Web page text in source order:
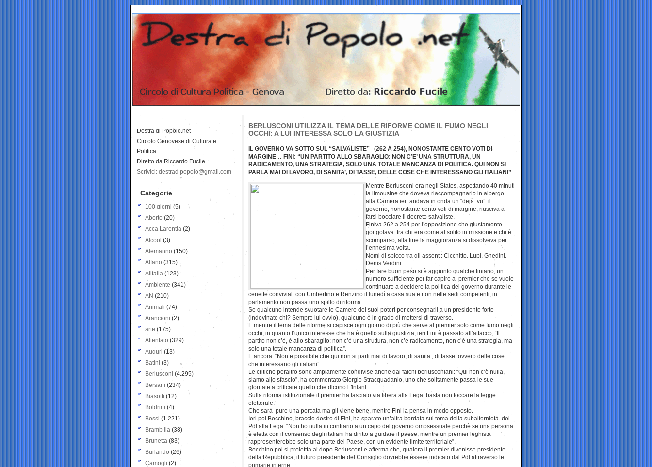
BERLUSCONI UTILIZZA IL TEMA DELLE RIFORME COME IL FUMO NEGLI
OCCHI: A LUI INTERESSA SOLO LA GIUSTIZIA
IL GOVERNO VA SOTTO SUL “SALVALISTE” (262 A 254), NONOSTANTE CENTO VOTI DI
MARGINE… FINI: “UN PARTITO ALLO SBARAGLIO: NON C’E’ UNA STRUTTURA, UN
RADICAMENTO, UNA STRATEGIA, SOLO UNA TOTALE MANCANZA DI POLITICA. QUI NON SI
PARLA MAI DI LAVORO, DI SANITA’, DI TASSE, DELLE COSE CHE INTERESSANO GLI ITALIANI”
Mentre Berlusconi era negli States, aspettando 40 minuti
la limousine che doveva riaccompagnarlo in albergo,
alla Camera ieri andava in onda un “dejà vu”: il
governo, nonostante cento voti di margine, riusciva a
farsi bocciare il decreto salvaliste.
Finiva 262 a 254 per l’opposizione che giustamente
gongolava: tra chi era come al solito in missione e chi è
scomparso, alla fine la maggioranza si dissolveva per
l’ennesima volta.
Nomi di spicco tra gli assenti: Cicchitto, Lupi, Ghedini,
Denis Verdini.
Per fare buon peso si è aggiunto qualche finiano, un
numero sufficiente per far capire al premier che se vuole
continuare a decidere la politica del governo durante le
cenette conviviali con Umbertino e Renzino il lunedì a casa sua e non nelle sedi competenti, in
parlamento non passa uno spillo di riforma.
Se qualcuno intende svuotare le Camere dei suoi poteri per consegnarli a un presidente forte
(indovinate chi? Sempre lui ovvio), qualcuno è in grado di mettersi di traverso.
E mentre il tema delle riforme si capisce ogni giorno di più che serve al premier solo come fumo negli
occhi, in quanto l’unico interesse che ha è quello sulla giustizia, ieri Fini è passato all’attacco: “Il
partito non c’è, è allo sbaraglio: non c’è una struttura, non c’è radicamento, non c’è una strategia, ma
solo una totale mancanza di politica”.
E ancora: “Non è possibile che qui non si parli mai di lavoro, di sanità , di tasse, ovvero delle cose
che interessano gli italiani”.
Le critiche peraltro sono ampiamente condivise anche dai falchi berlusconiani: “Qui non c’è nulla,
siamo allo sfascio”, ha commentato Giorgio Stracquadanio, uno che solitamente passa le sue
giornate a criticare quello che dicono i finiani.
Sulla riforma istituzionale il premier ha lasciato via libera alla Lega, basta non toccare la legge
elettorale.
Che sarà pure una porcata ma gli viene bene, mentre Fini la pensa in modo opposto.
Ieri poi Bocchino, braccio destro di Fini, ha sparato un’altra bordata sul tema della subalternietà del
Pdl alla Lega: “Non ho nulla in contrario a un capo del governo omosessuale perchè se una persona
è eletta con il consenso degli italiani ha diritto a guidare il paese, mentre un premier leghista
rappresenterebbe solo una parte del Paese, con un evidente limite territoriale”.
Bocchino poi si proiettta al dopo Berlusconi e afferma che, qualora il premier divenisse presidente
della Repubblica, il futuro presidente del Consiglio dovrebbe essere indicato dal Pdl attraverso le
primarie interne.
Destra di Popolo.net
Circolo Genovese di Cultura e
Politica
Diretto da Riccardo Fucile
Scrivici: destradipopolo@gmail.com
Categorie
100 giorni (5)
Aborto (20)
Acca Larentia (2)
Alcool (3)
Alemanno (150)
Alfano (315)
Alitalia (123)
Ambiente (341)
AN (210)
Animali (74)
Arancioni (2)
arte (175)
Attentato (329)
Auguri (13)
Batini (3)
Berlusconi (4.295)
Bersani (234)
Biasotti (12)
Boldrini (4)
Bossi (1.221)
Brambilla (38)
Brunetta (83)
Burlando (26)
Camogli (2)